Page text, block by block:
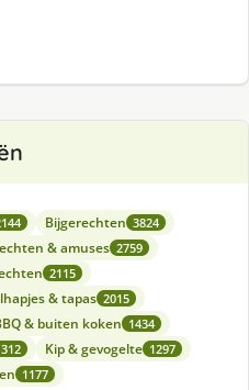
Bijgerechten 3824
& amuses 2759
2115
& tapas 2015
& buiten koken 1434
Kip & gevogelte 1297
1177